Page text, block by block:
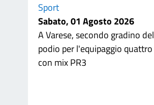
Sport
Sabato, 01 Agosto 2026
A Varese, secondo gradino del
podio per l'equipaggio quattro
con mix PR3